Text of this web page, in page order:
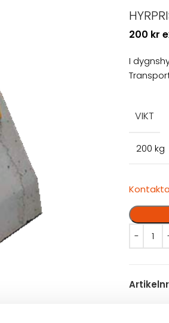
200 kr
I
VIKT
200 kg